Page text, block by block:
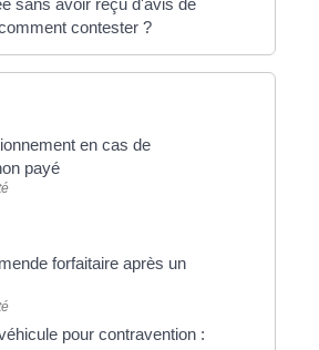
contester ?
en cas de
payé
forfaitaire après un
pour contravention :